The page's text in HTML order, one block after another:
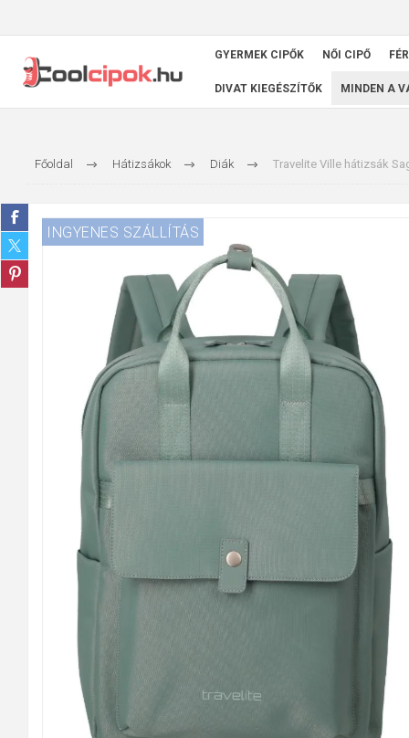
GYERMEK CIPŐK NŐI CIPŐ
DIVAT KIEGÉSZÍTŐK MINDEN A
Főoldal Hátizsákok Diák Travelite Ville hátizsák
INGYENES SZÁLLÍTÁS